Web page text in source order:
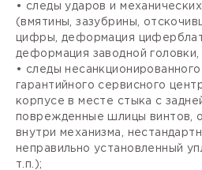
• следы ударов и
(вмятины, зазубрины,
цифры, деформация
деформация заводной головки,
• следы
гарантийного сервисного
корпусе в месте стыка с
поврежденные шлицы винтов,
внутри механизма,
неправильно установленный
т.п.);